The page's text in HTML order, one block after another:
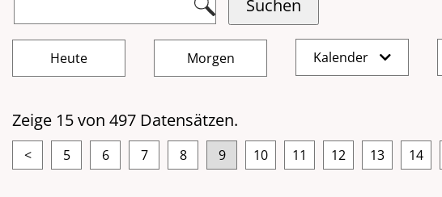
Kalender
Zeige 15 von 497 Datensätzen.
< 5 6 7 8 9 10 11 12 13 14